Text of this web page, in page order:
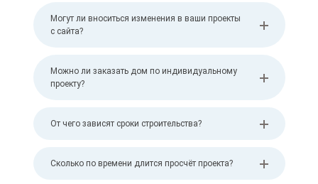
Могут ли вноситься изменения в ваши проекты
с сайта?
Можно ли заказать дом по индивидуальному
проекту?
От чего зависят сроки строительства?
Сколько по времени длится просчёт проекта?